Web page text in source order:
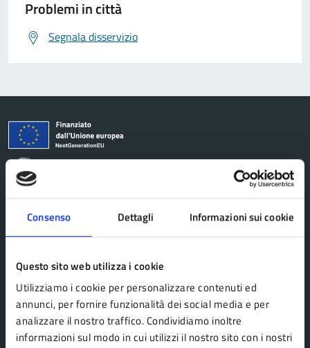
Consenso Dettagli Informazioni sui cookie
Questo sito web utilizza i cookie
Utilizziamo i cookie per personalizzare contenuti ed
annunci, per fornire funzionalità dei social media e per
analizzare il nostro traffico. Condividiamo inoltre
informazioni sul modo in cui utilizzi il nostro sito con i nostri
Problemi in città
Segnala disservizio
AMMINISTRAZIONE
Aree amministrative
Uffici
Enti e fondazioni
Politici